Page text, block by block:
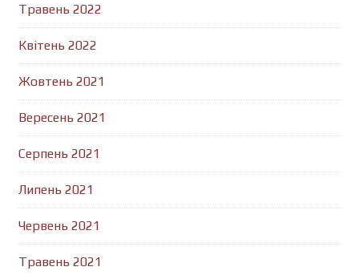
Травень 2022
Квітень 2022
Жовтень 2021
Вересень 2021
Серпень 2021
Липень 2021
Червень 2021
Травень 2021